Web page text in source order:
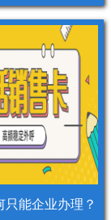
只能企业办理？